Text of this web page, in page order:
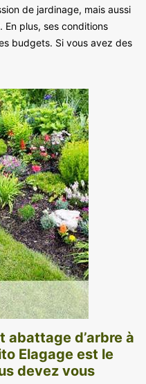
de jardinage, mais aussi
En plus, ses conditions
budgets. Si vous avez des
abattage d’arbre à
Elagage est le
devez vous